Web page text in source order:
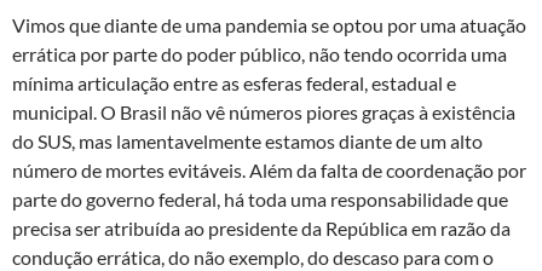
Vimos que diante de uma pandemia se optou por uma atuação
errática por parte do poder público, não tendo ocorrida uma
mínima articulação entre as esferas federal, estadual e
municipal. O Brasil não vê números piores graças à existência
do SUS, mas lamentavelmente estamos diante de um alto
número de mortes evitáveis. Além da falta de coordenação por
parte do governo federal, há toda uma responsabilidade que
precisa ser atribuída ao presidente da República em razão da
condução errática, do não exemplo, do descaso para com o